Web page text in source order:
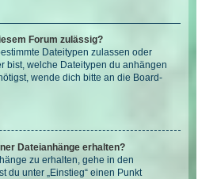
Forum zulässig?
Dateitypen zulassen oder
bist, welche Dateitypen du anhängen
wende dich bitte an die Board-
Dateianhänge erhalten?
zu erhalten, gehe in den
du unter „Einstieg“ einen Punkt